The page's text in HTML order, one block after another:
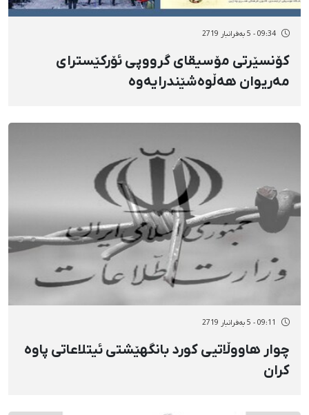
09:34 - 5 بەفرانبار 2719
کۆنسێرتی مۆسیقای گرووپی ئۆرکێسترای
مەریوان هەڵوەشێندرایەوە
09:11 - 5 بەفرانبار 2719
چوار هاووڵاتیی کورد بانگهێشتی ئیتلاعاتی پاوە
کران